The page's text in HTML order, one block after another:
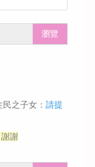
瀏覽
之子女： 請提
謝